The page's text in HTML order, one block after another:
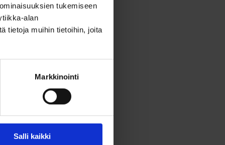
tukemiseen
alan
tietoja muihin tietoihin, joita
Markkinointi
Salli kaikki
7.32,